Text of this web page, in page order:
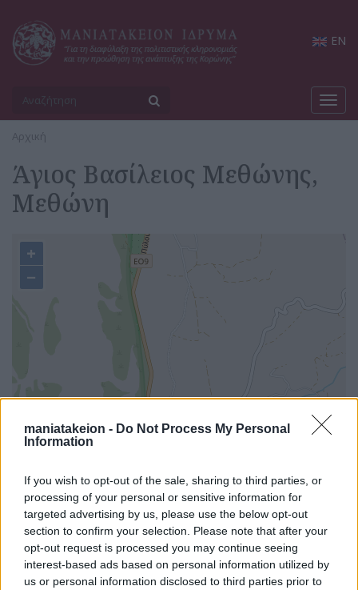
maniatakeion - Do Not Process My Personal
Information
If you wish to opt-out of the sale, sharing to third parties, or
processing of your personal or sensitive information for
targeted advertising by us, please use the below opt-out
section to confirm your selection. Please note that after your
opt-out request is processed you may continue seeing
interest-based ads based on personal information utilized by
us or personal information disclosed to third parties prior to
EN
Αρχική
Άγιος Βασίλειος Μεθώνης,
Μεθώνη
+
−